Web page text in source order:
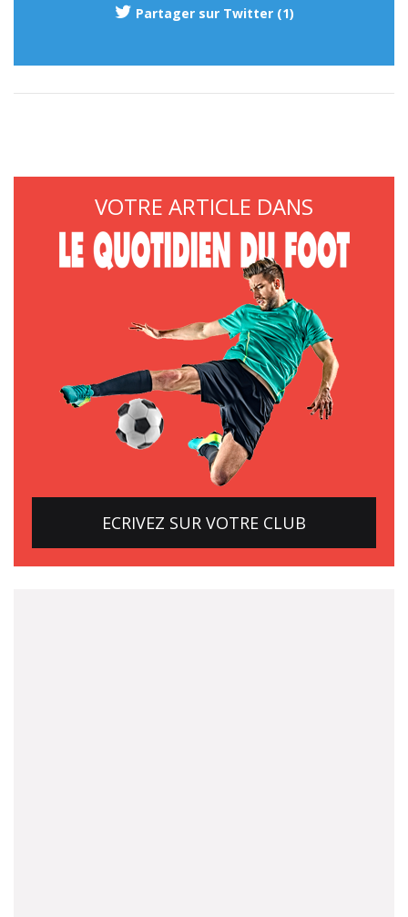
Partager sur Twitter (1)
VOTRE ARTICLE DANS
ECRIVEZ SUR VOTRE CLUB